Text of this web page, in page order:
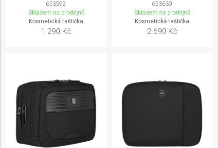
653592
Skladem na prodejně
Kosmetická taštička
1 290 Kč
653639
Skladem na prodejně
Kosmetická taštička
2 690 Kč